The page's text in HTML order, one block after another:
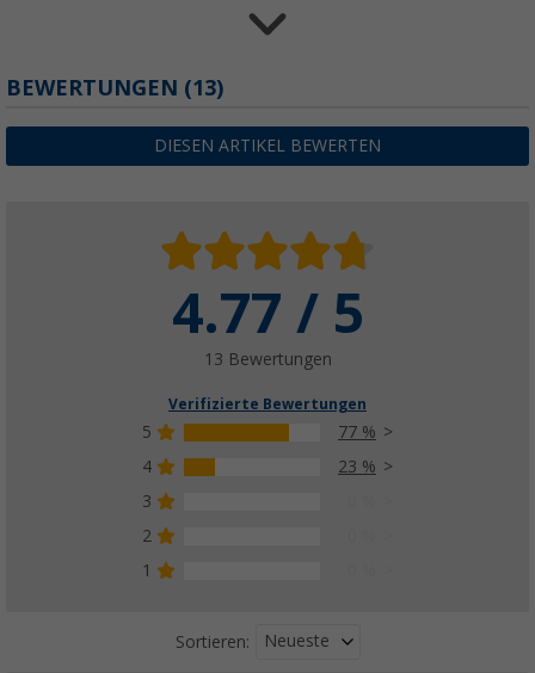
Spezialregler für GAZ-Flaschen
23,99€
BEWERTUNGEN (13)
DIESEN ARTIKEL BEWERTEN
4.77 / 5
13 Bewertungen
Verifizierte Bewertungen
5
77 %
4
23 %
3
2
1
Sortieren: Neueste